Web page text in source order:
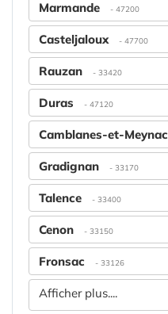
Marmande - 47200
Casteljaloux - 47700
Rauzan - 33420
Duras - 47120
Camblanes-et-Meynac
Gradignan - 33170
Talence - 33400
Cenon - 33150
Fronsac - 33126
Afficher plus....